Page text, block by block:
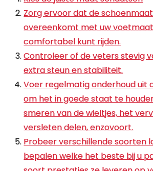
Zorg ervoor dat de
overeenkomt met uw
comfortabel kunt rijden.
Controleer of de veters stevig
extra steun en stabiliteit.
Voer regelmatig onderhoud uit
om het in goede staat te
smeren van de wieltjes, het
versleten delen, enzovoort.
Probeer verschillende soorten
bepalen welke het beste bij u